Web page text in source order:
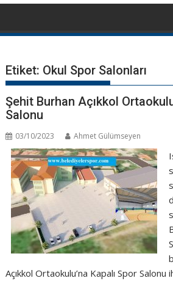
Etiket: Okul Spor Salonları
Şehit Burhan Açıkkol
Salonu
03/10/2023 Ahmet Gülümseyen
Açıkkol Ortaokulu’na Kapalı Spor